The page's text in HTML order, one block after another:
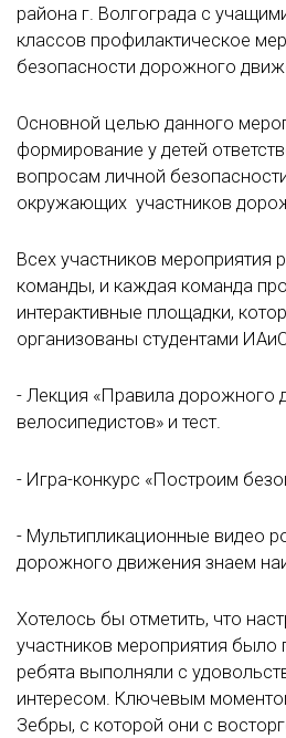
района г. Волгограда с
классов профилактическое
безопасности дорожного
Основной целью данного
формирование у детей
вопросам личной
окружающих участников
Всех участников мероприятия
команды, и каждая команда
интерактивные площадки,
организованы студентами
- Лекция «Правила дорожного
велосипедистов» и тест.
- Игра-конкурс «Построим
- Мультипликационные видео
дорожного движения знаем
Хотелось бы отметить, что
участников мероприятия было
ребята выполняли с
интересом. Ключевым
Зебры, с которой они с